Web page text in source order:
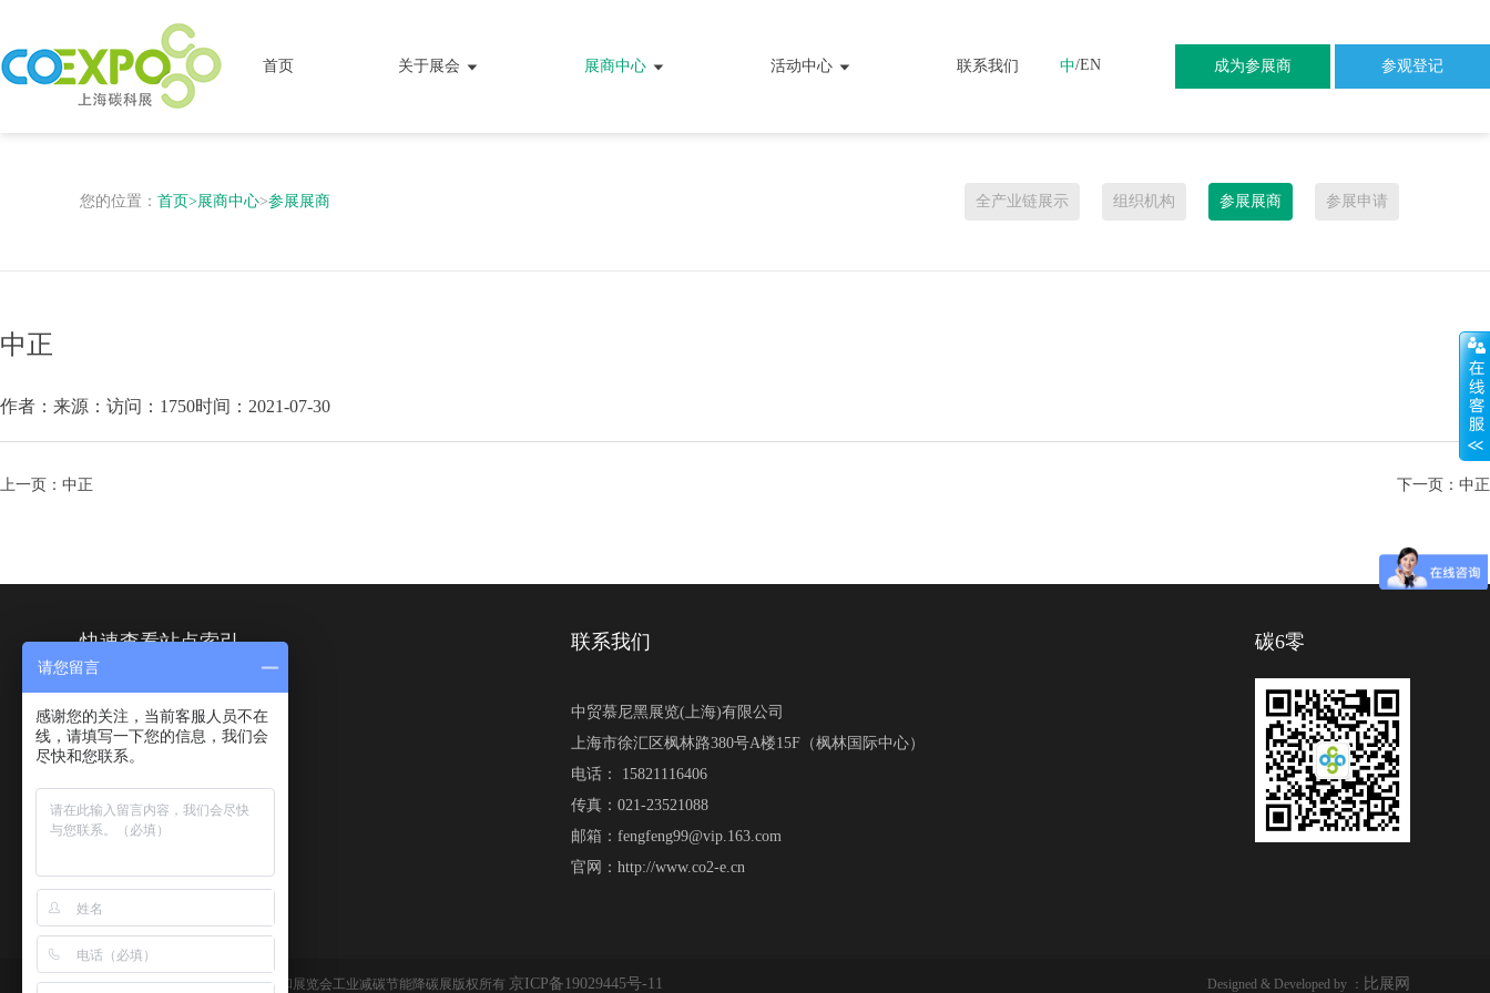
首页 关于展会 展商中心 活动中心 联系我们 中/EN 成为参展商 参观登记
您的位置： 首页>展商中心>参展展商 全产业链展示 组织机构 参展展商 参展申请
中正
作者： 来源： 访问：1750时间：2021-07-30
上一页： 中正 下一页： 中正
快速查看站点索引
关于展会
展商中心
联系我们
联系我们
中贸慕尼黑展览(上海)有限公司
上海市徐汇区枫林路380号A楼15F（枫林国际中心）
电话： 15821116406
传真：021-23521088
邮箱：fengfeng99@vip.163.com
官网：http://www.co2-e.cn
碳6零
www.co2-e.cn ©2027 上海国际碳中和展览会工业减碳节能降碳展版权所有 京ICP备19029445号-11 Designed & Developed by ： 比展网
请您留言
感谢您的关注，当前客服人员不在
线，请填写一下您的信息，我们会
尽快和您联系。